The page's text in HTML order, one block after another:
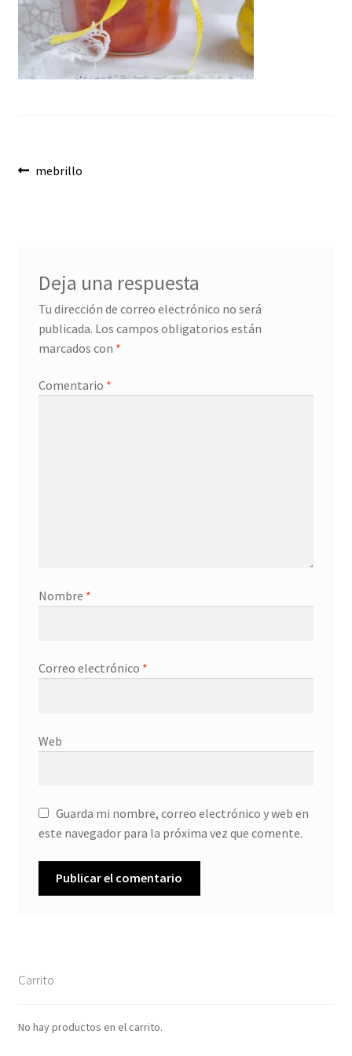
Finalizar compra
Mi cuenta
Pescados y Mariscos
Política de Privacidad Y Cookies
Navegación
Anterior:
mebrillo
Deja una respuesta
Tu dirección de correo electrónico no será
publicada. Los campos obligatorios están
marcados con *
Comentario *
Nombre *
Correo electrónico *
Web
Guarda mi nombre, correo electrónico y web en
este navegador para la próxima vez que comente.
Carrito
No hay productos en el carrito.